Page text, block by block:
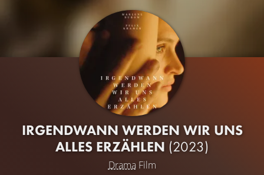
IRGENDWANN WERDEN WIR UNS
ALLES ERZÄHLEN (2023)
DramaFilm